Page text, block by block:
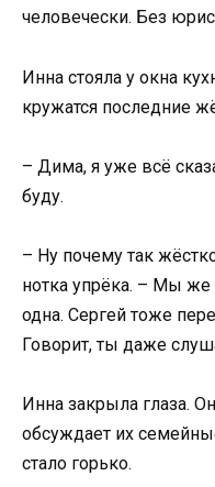
человечески. Без
Инна стояла у окна
кружатся последние
– Дима, я уже всё
буду.
– Ну почему так
нотка упрёка. – Мы
одна. Сергей тоже
Говорит, ты даже
Инна закрыла глаза.
обсуждает их
стало горько.